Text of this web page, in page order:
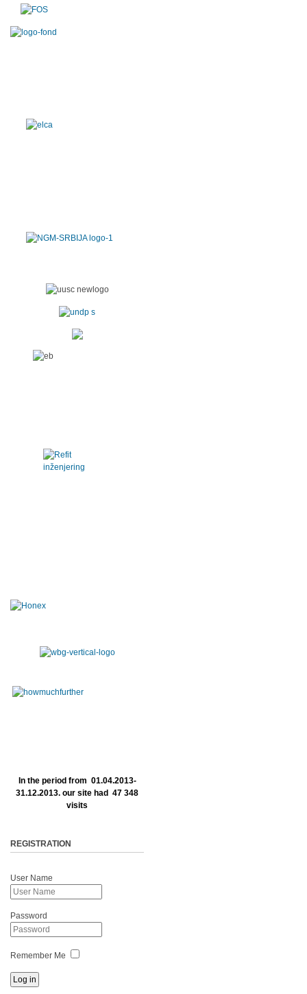
In the period from 01.04.2013-
31.12.2013. our site had 47 348
visits
REGISTRATION
User Name
Password
Remember Me